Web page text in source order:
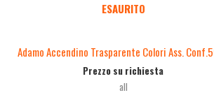
ESAURITO
Adamo Accendino Trasparente Colori Ass.
Prezzo su richiesta
all